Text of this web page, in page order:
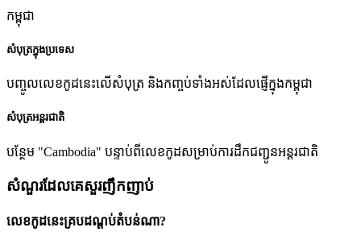
កម្ពុជា
សំបុត្រក្នុងប្រទេស
បញ្ចូលលេខកូដនេះលើសំបុត្រ និងកញ្ចប់ទាំងអស់ដែលផ្ញើក្នុងកម្ពុជា
សំបុត្រអន្តរជាតិ
បន្ថែម "Cambodia" បន្ទាប់ពីលេខកូដសម្រាប់ការដឹកជញ្ជូនអន្តរជាតិ
សំណួរដែលគេសួរញឹកញាប់
លេខកូដនេះគ្របដណ្តប់តំបន់ណា?